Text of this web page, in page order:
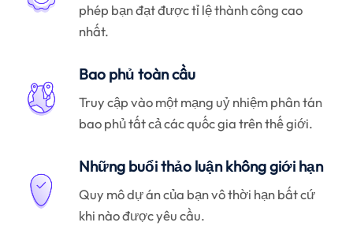
phép bạn đạt được tỉ lệ thành công cao
nhất.
Bao phủ toàn cầu
Truy cập vào một mạng uỷ nhiệm phân tán
bao phủ tất cả các quốc gia trên thế giới.
Những buổi thảo luận không giới hạn
Quy mô dự án của bạn vô thời hạn bất cứ
khi nào được yêu cầu.